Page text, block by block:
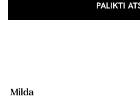
PALIKTI
Milda